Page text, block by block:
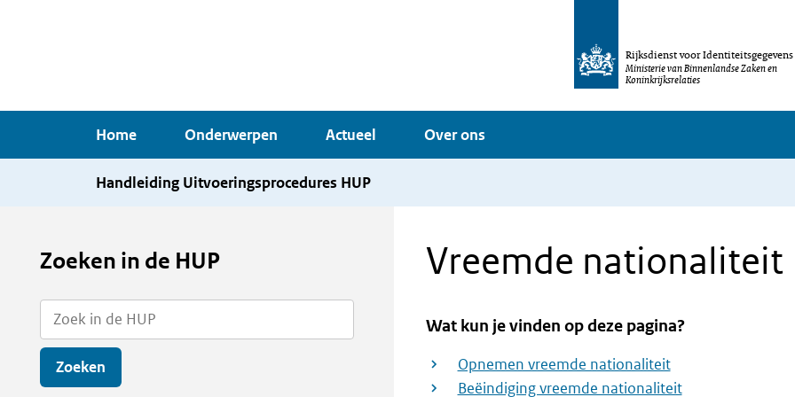
de
gaan
Rijksdienst voor Identiteitsgegevens
Ministerie van Binnenlandse Zaken en
Koninkrijksrelaties
Home Onderwerpen Actueel Over ons
Handleiding Uitvoeringsprocedures HUP
Zoeken in de HUP Vreemde nationaliteit
Wat kun je vinden op deze pagina?
Opnemen vreemde nationaliteit
Beëindiging vreemde nationaliteit